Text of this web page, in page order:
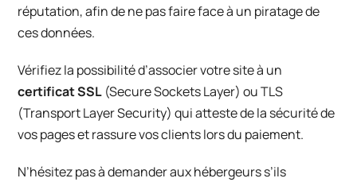
réputation, afin de ne pas faire face à un piratage de
ces données.
Vérifiez la possibilité d’associer votre site à un
certificat SSL (Secure Sockets Layer) ou TLS
(Transport Layer Security) qui atteste de la sécurité de
vos pages et rassure vos clients lors du paiement.
N’hésitez pas à demander aux hébergeurs s’ils